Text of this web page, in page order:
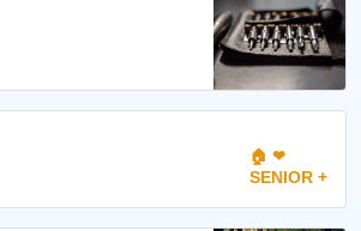
🏠 ❤
SENIOR +